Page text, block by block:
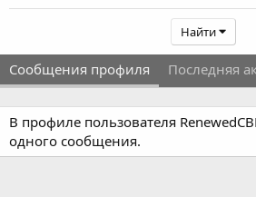
Найти
Сообщения профиля Последняя
В профиле пользователя
одного сообщения.